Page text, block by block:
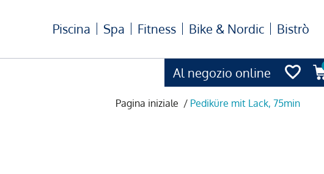
Al negozio online
Piscina Spa Fitness Bike & Nordic Bistrò
Pagina iniziale / Pediküre mit Lack, 75min